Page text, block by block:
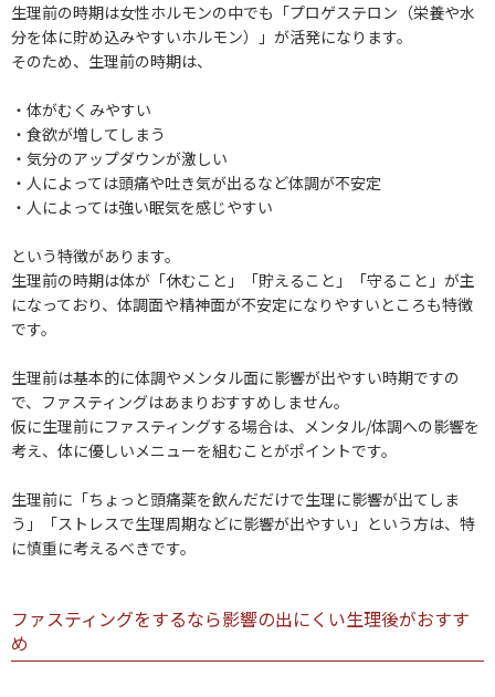
生理前の時期は女性ホルモンの中でも「プロゲステロン（栄養や水
分を体に貯め込みやすいホルモン）」が活発になります。
そのため、生理前の時期は、
・体がむくみやすい
・食欲が増してしまう
・気分のアップダウンが激しい
・人によっては頭痛や吐き気が出るなど体調が不安定
・人によっては強い眠気を感じやすい
という特徴があります。
生理前の時期は体が「休むこと」「貯えること」「守ること」が主
になっており、体調面や精神面が不安定になりやすいところも特徴
です。
生理前は基本的に体調やメンタル面に影響が出やすい時期ですの
で、ファスティングはあまりおすすめしません。
仮に生理前にファスティングする場合は、メンタル/体調への影響を
考え、体に優しいメニューを組むことがポイントです。
生理前に「ちょっと頭痛薬を飲んだだけで生理に影響が出てしま
う」「ストレスで生理周期などに影響が出やすい」という方は、特
に慎重に考えるべきです。
ファスティングをするなら影響の出にくい生理後がおすす
め